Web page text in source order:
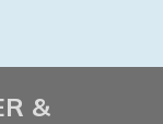
&